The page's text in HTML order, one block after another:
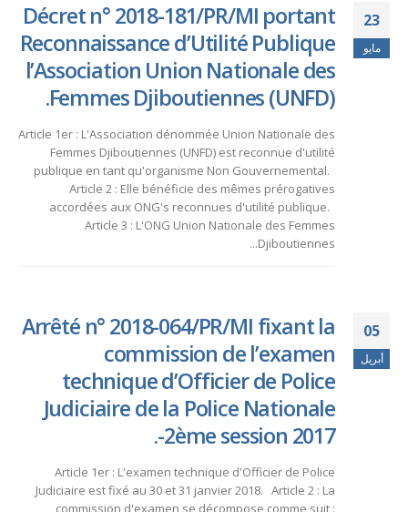
23
مايو
Décret n° 2018-181/PR/MI portant
Reconnaissance d’Utilité Publique
l’Association Union Nationale des
Femmes Djiboutiennes (UNFD).
Article 1er : L'Association dénommée Union Nationale des
Femmes Djiboutiennes (UNFD) est reconnue d'utilité
publique en tant qu'organisme Non Gouvernemental.
Article 2 : Elle bénéficie des mêmes prérogatives
accordées aux ONG's reconnues d'utilité publique.
Article 3 : L'ONG Union Nationale des Femmes
Djiboutiennes...
05
أبريل
Arrêté n° 2018-064/PR/MI fixant la
commission de l’examen
technique d’Officier de Police
Judiciaire de la Police Nationale
-2ème session 2017.
Article 1er : L'examen technique d'Officier de Police
Judiciaire est fixé au 30 et 31 janvier 2018. Article 2 : La
commission d'examen se décompose comme suit :